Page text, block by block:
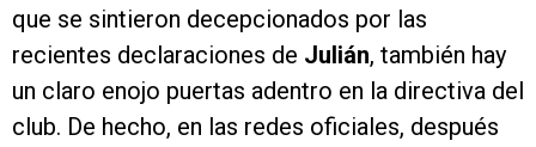
que se sintieron decepcionados por las
recientes declaraciones de Julián, también hay
un claro enojo puertas adentro en la directiva del
club. De hecho, en las redes oficiales, después